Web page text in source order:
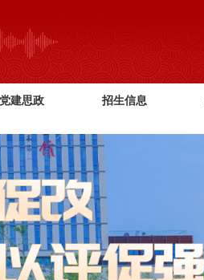
党建思政 招生信息